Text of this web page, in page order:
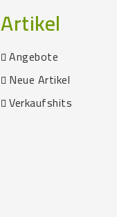
Artikel
Angebote
Neue Artikel
Verkaufshits